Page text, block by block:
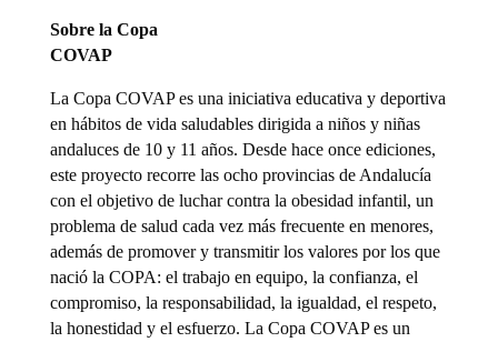
Sobre la Copa
La Copa COVAP es una iniciativa educativa y deportiva
en hábitos de vida saludables dirigida a niños y niñas
andaluces de 10 y 11 años. Desde hace once ediciones,
este proyecto recorre las ocho provincias de Andalucía
con el objetivo de luchar contra la obesidad infantil, un
problema de salud cada vez más frecuente en menores,
además de promover y transmitir los valores por los que
nació la COPA: el trabajo en equipo, la confianza, el
compromiso, la responsabilidad, la igualdad, el respeto,
la honestidad y el esfuerzo. La Copa COVAP es un